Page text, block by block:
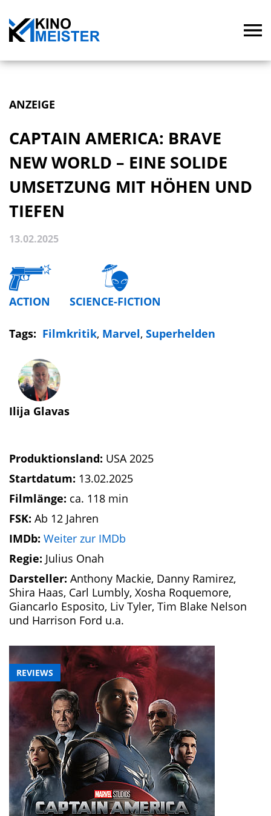
ANZEIGE
REVIEWS
CAPTAIN AMERICA: BRAVE
NEW WORLD – EINE SOLIDE
UMSETZUNG MIT HÖHEN UND
TIEFEN
13.02.2025
ACTION SCIENCE-FICTION
Tags: Filmkritik, Marvel, Superhelden
Ilija Glavas
Produktionsland: USA 2025
Startdatum: 13.02.2025
Filmlänge: ca. 118 min
FSK: Ab 12 Jahren
IMDb: Weiter zur IMDb
Regie: Julius Onah
Darsteller: Anthony Mackie, Danny Ramirez,
Shira Haas, Carl Lumbly, Xosha Roquemore,
Giancarlo Esposito, Liv Tyler, Tim Blake Nelson
und Harrison Ford u.a.